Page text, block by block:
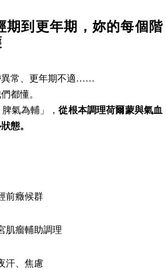
期到更年期，妳的每個階
異常、更年期不適……
都懂。
氣為輔」，從根本調理荷爾蒙與氣血
態。
前癥候群
肌瘤輔助調理
汗、焦慮